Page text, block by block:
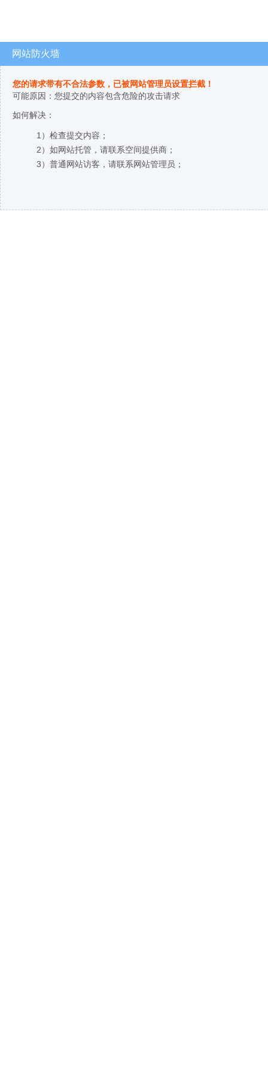
网站防火墙
您的请求带有不合法参数，已被网站管理员设置拦截！
可能原因：您提交的内容包含危险的攻击请求
如何解决：
1）检查提交内容；
2）如网站托管，请联系空间提供商；
3）普通网站访客，请联系网站管理员；